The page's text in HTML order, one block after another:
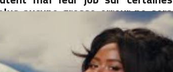
aucune grosse erreur ne sera
importants dans des moments
utopique.